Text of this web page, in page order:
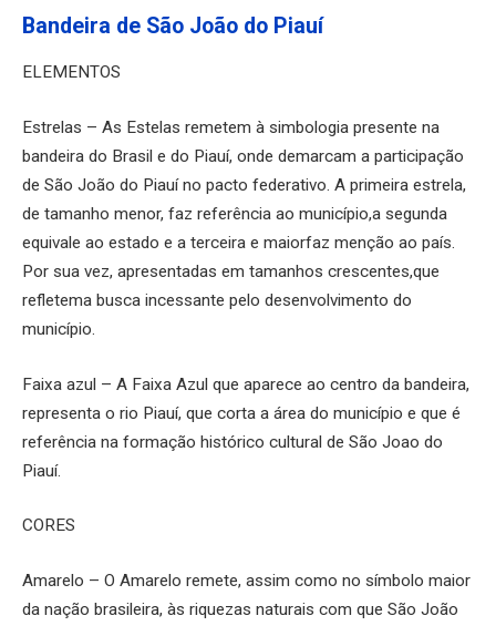
Bandeira de São João do Piauí
ELEMENTOS
Estrelas – As Estelas remetem à simbologia presente na
bandeira do Brasil e do Piauí, onde demarcam a participação
de São João do Piauí no pacto federativo. A primeira estrela,
de tamanho menor, faz referência ao município,a segunda
equivale ao estado e a terceira e maiorfaz menção ao país.
Por sua vez, apresentadas em tamanhos crescentes,que
refletema busca incessante pelo desenvolvimento do
município.
Faixa azul – A Faixa Azul que aparece ao centro da bandeira,
representa o rio Piauí, que corta a área do município e que é
referência na formação histórico cultural de São Joao do
Piauí.
CORES
Amarelo – O Amarelo remete, assim como no símbolo maior
da nação brasileira, às riquezas naturais com que São João